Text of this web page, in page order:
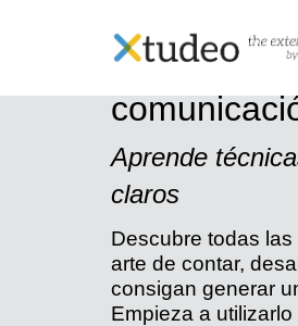
Curso
Aprende
claros
Descubre todas
arte de contar,
consigan generar
Empieza a